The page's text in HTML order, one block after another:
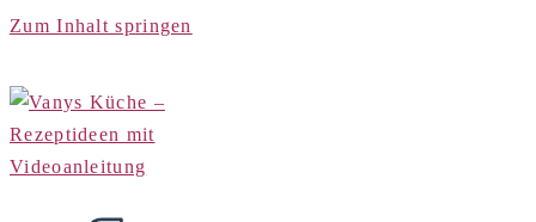
Zum Inhalt springen